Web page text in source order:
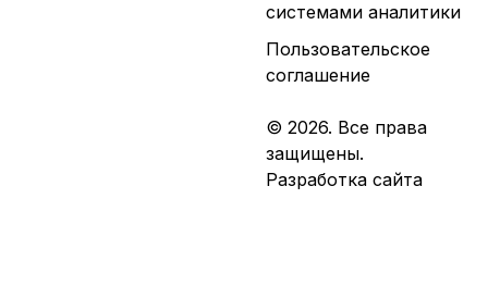
системами аналитики
Пользовательское
соглашение
© 2026. Все права
защищены.
Разработка сайта